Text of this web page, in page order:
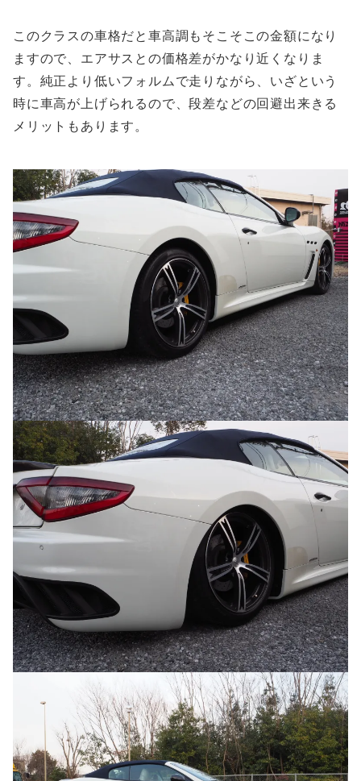
このクラスの車格だと車高調もそこそこの金額になり
ますので、エアサスとの価格差がかなり近くなりま
す。純正より低いフォルムで走りながら、いざという
時に車高が上げられるので、段差などの回避出来きる
メリットもあります。